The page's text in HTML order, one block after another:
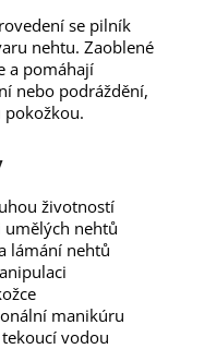
se pilník
nehtu. Zaoblené
a pomáhají
nebo podráždění,
pokožkou.
životností
nehtů
lámání nehtů
manikúru
vodou